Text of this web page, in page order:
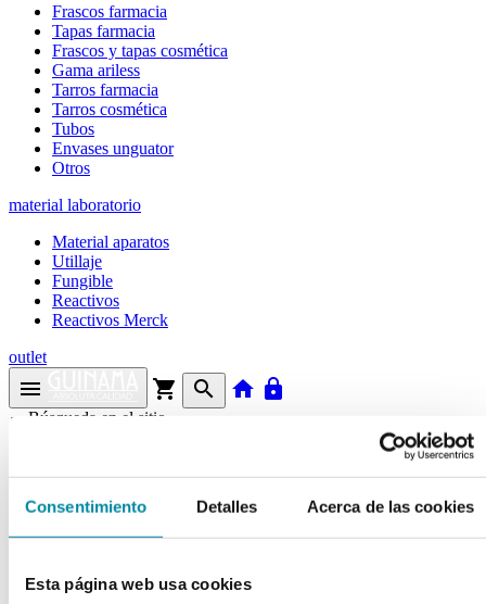
Consentimiento Detalles Acerca de las cookies
Esta página web usa cookies
Frascos farmacia
Tapas farmacia
Frascos y tapas cosmética
Gama ariless
Tarros farmacia
Tarros cosmética
Tubos
Envases unguator
Otros
material laboratorio
Material aparatos
Utillaje
Fungible
Reactivos
Reactivos Merck
outlet
menu shopping_cart search home lock
Búsqueda en el sitio
Actualmente se encuentra en:
Inicio >>
ESPATULA INOXIDABLE 200mm MANGO
arrow_back